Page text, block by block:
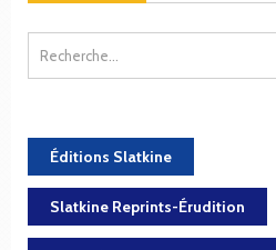
Éditions Slatkine
Slatkine Reprints-Érudition